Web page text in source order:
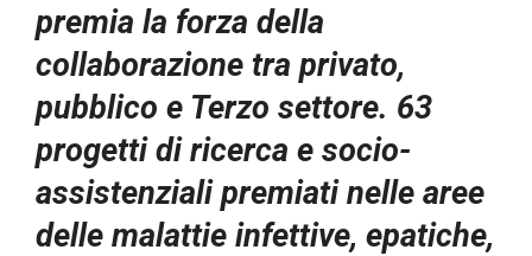
premia la forza della
collaborazione tra privato,
pubblico e Terzo settore. 63
progetti di ricerca e socio-
assistenziali premiati nelle aree
delle malattie infettive, epatiche,